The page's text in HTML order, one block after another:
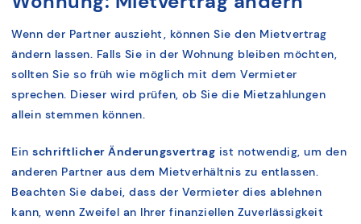
Wenn der Partner auszieht, können Sie den Mietvertrag
ändern lassen. Falls Sie in der Wohnung bleiben möchten,
sollten Sie so früh wie möglich mit dem Vermieter
sprechen. Dieser wird prüfen, ob Sie die Mietzahlungen
allein stemmen können.
Ein schriftlicher Änderungsvertrag ist notwendig, um den
anderen Partner aus dem Mietverhältnis zu entlassen.
Beachten Sie dabei, dass der Vermieter dies ablehnen
kann, wenn Zweifel an Ihrer finanziellen Zuverlässigkeit